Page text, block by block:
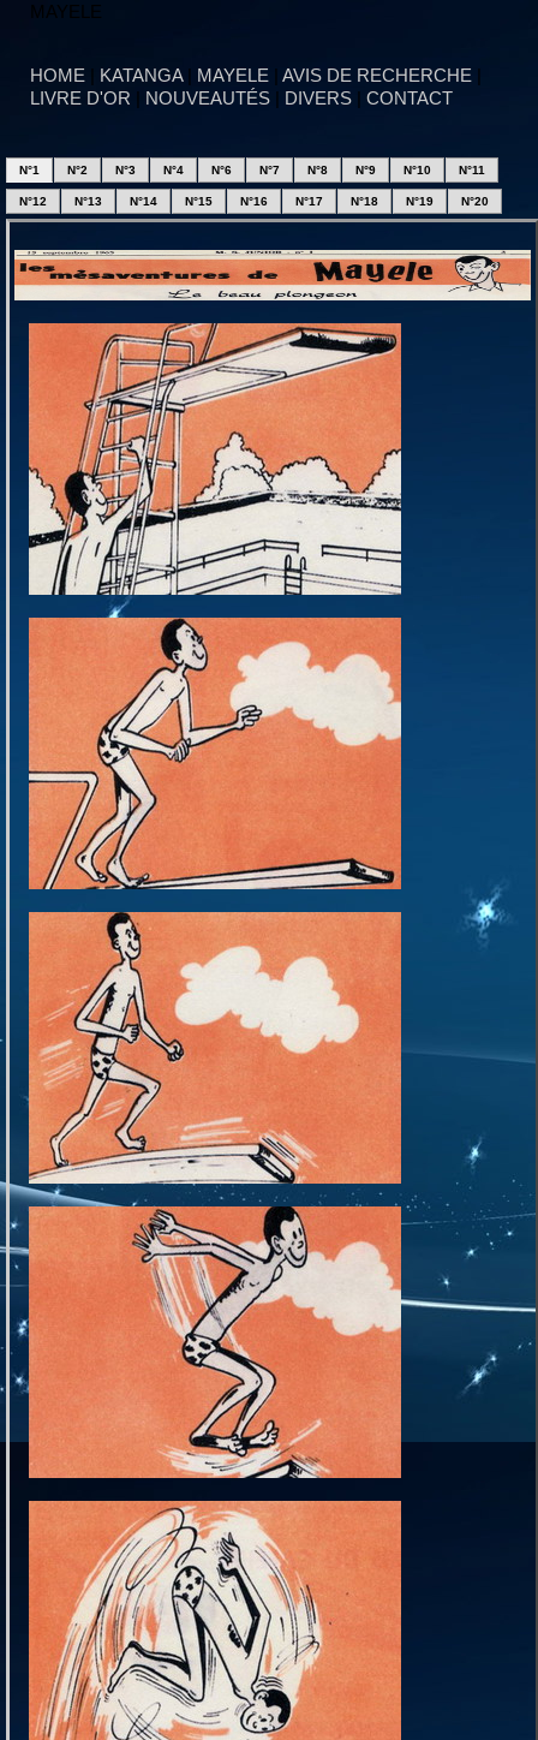
MAYELE
HOME KATANGA| MAYELE |AVIS DE RECHERCHE |
LIVRE D'OR | NOUVEAUTÉS | DIVERS |CONTACT
N°1 N°2 N°3 N°4 N°6 N°7 N°8 N°9 N°10 N°11
N°12 N°13 N°14 N°15 N°16 N°17 N°18 N°19 N°20